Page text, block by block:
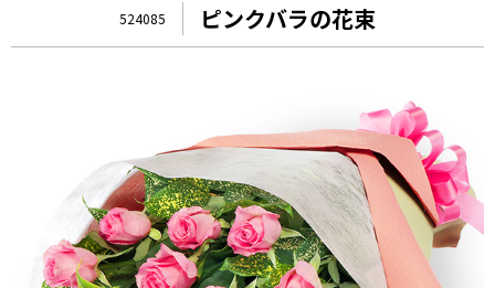
524085 ピンクバラの花束